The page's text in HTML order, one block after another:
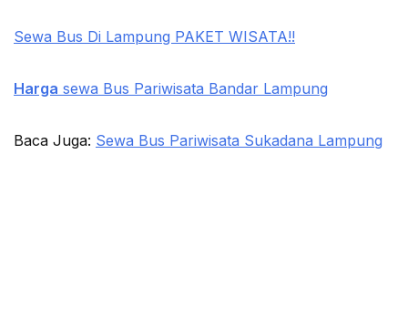
Sewa Bus Di Lampung PAKET WISATA!!
Harga sewa Bus Pariwisata Bandar Lampung
Baca Juga: Sewa Bus Pariwisata Sukadana Lampung